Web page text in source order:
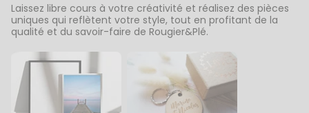
Laissez libre cours à votre créativité et réalisez des pièces
uniques qui reflètent votre style, tout en profitant de la
qualité et du savoir-faire de Rougier&Plé.